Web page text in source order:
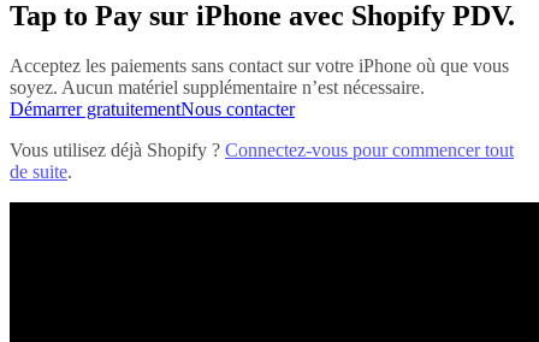
Tap to Pay sur iPhone avec Shopify PDV.
Acceptez les paiements sans contact sur votre iPhone où que vous
soyez. Aucun matériel supplémentaire n’est nécessaire.
Démarrer gratuitementNous contacter
Vous utilisez déjà Shopify ? Connectez-vous pour commencer tout
de suite.